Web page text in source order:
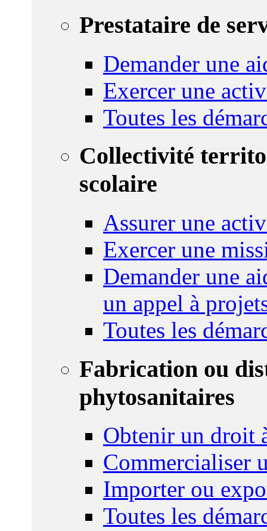
Prestataire de
Demander une
Exercer une
Toutes les
Collectivité
scolaire
Assurer une
Exercer une
Demander une
un appel à
Toutes les
Fabrication ou
phytosanitaires
Obtenir un droit
Commercialiser
Importer ou
Toutes les